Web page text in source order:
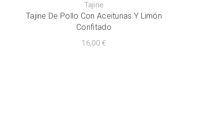
Tajine
Tajine De Pollo Con Aceitunas Y Limón
Confitado
16,00€